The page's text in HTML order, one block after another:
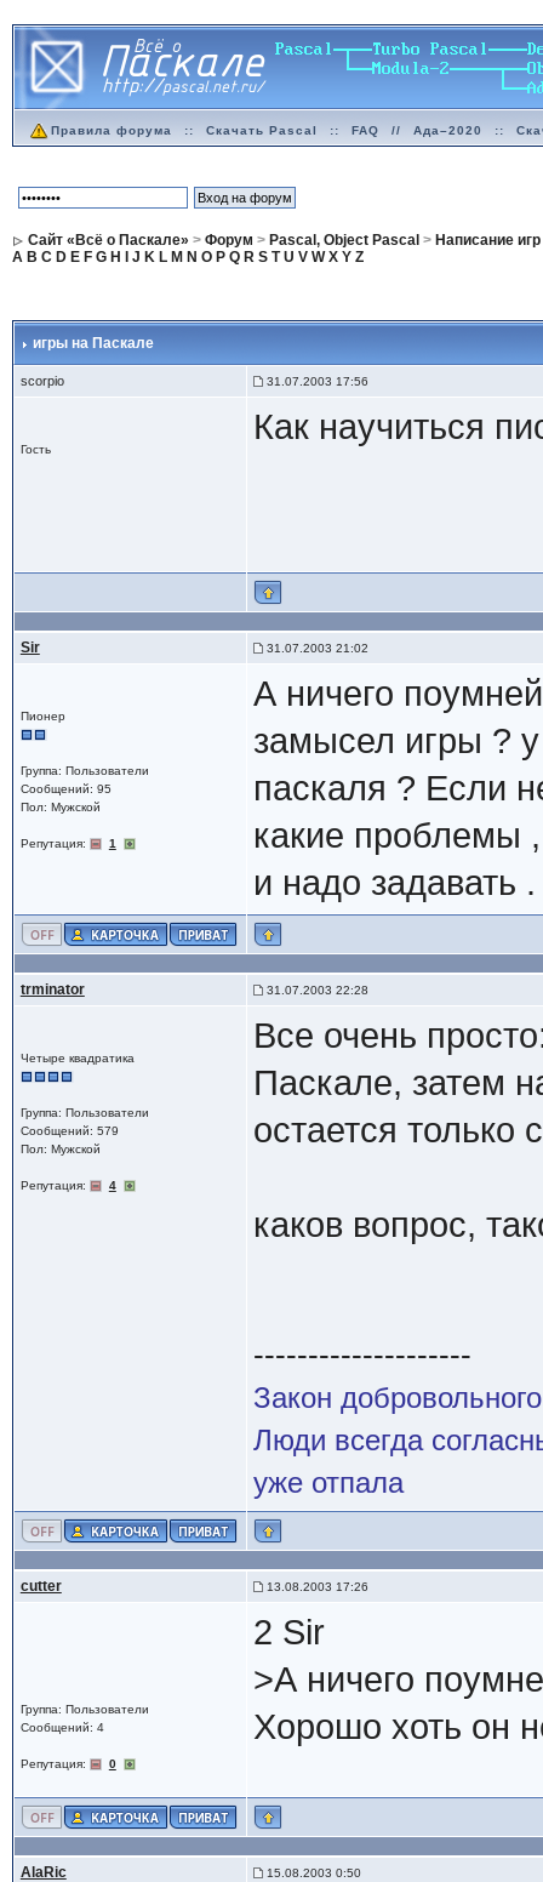
Правила форума :: Скачать Pascal :: FAQ // Ада–2020 ::
Сайт «Всё о Паскале» > Форум > Pascal, Object Pascal > Написание игр
A B C D E F G H J K L M N O P Q R S T U V W X Y Z
игры на Паскале
scorpio 31.07.2003 17:56
Гость
Как научиться
Sir 31.07.2003 21:02
Пионер
Группа: Пользователи
Сообщений: 95
Пол: Мужской
Репутация: 1
А ничего
замысел игры ? у
паскаля ? Если
какие проблемы
и надо задавать .
trminator 31.07.2003 22:28
Четыре квадратика
Группа: Пользователи
Сообщений: 579
Пол: Мужской
Репутация: 4
Все очень
Паскале, затем
остается только
каков вопрос,
--------------------
Закон
Люди всегда
уже отпала
cutter 13.08.2003 17:26
Группа: Пользователи
Сообщений: 4
Репутация: 0
2 Sir
>А ничего
Хорошо хоть он
AlaRic 15.08.2003 0:50